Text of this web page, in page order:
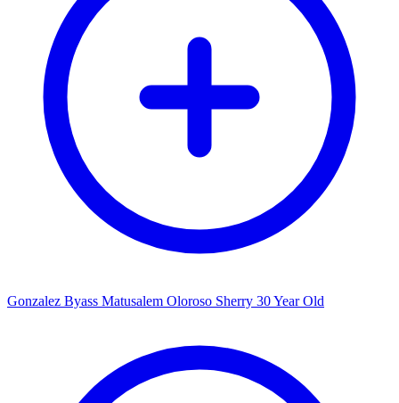
Gonzalez Byass Matusalem Oloroso Sherry 30 Year Old